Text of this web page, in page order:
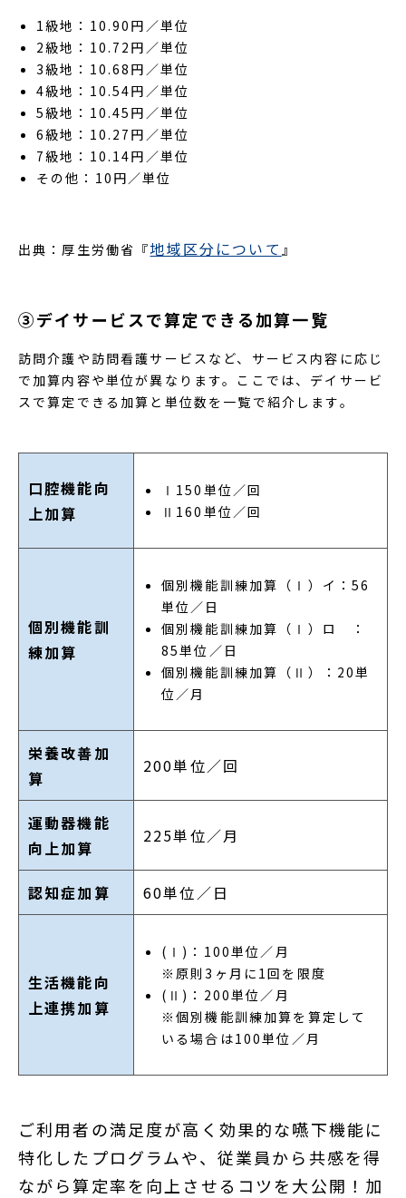
1級地：10.90円／単位
2級地：10.72円／単位
3級地：10.68円／単位
4級地：10.54円／単位
5級地：10.45円／単位
6級地：10.27円／単位
7級地：10.14円／単位
その他：10円／単位
出典：厚生労働省『地域区分について 』
③デイサービスで算定できる加算一覧
訪問介護や訪問看護サービスなど、サービス内容に応じ
で加算内容や単位が異なります。ここでは、デイサービ
スで算定できる加算と単位数を一覧で紹介します。
口腔機能向
上加算
Ⅰ150単位／回
Ⅱ160単位／回
個別機能訓
練加算
個別機能訓練加算（Ⅰ）イ：56
単位／日
個別機能訓練加算（Ⅰ）ロ ：
85単位／日
個別機能訓練加算（Ⅱ）：20単
位／月
栄養改善加
算
200単位／回
運動器機能
向上加算
225単位／月
認知症加算 60単位／日
生活機能向
上連携加算
(Ⅰ)：100単位／月
※原則3ヶ月に1回を限度
(Ⅱ)：200単位／月
※個別機能訓練加算を算定して
いる場合は100単位／月
ご利用者の満足度が高く効果的な嚥下機能に
特化したプログラムや、従業員から共感を得
ながら算定率を向上させるコツを大公開！加